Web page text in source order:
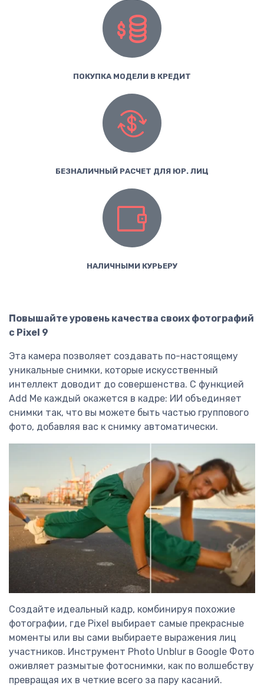
ПОКУПКА МОДЕЛИ В КРЕДИТ
БЕЗНАЛИЧНЫЙ РАСЧЕТ ДЛЯ ЮР. ЛИЦ
НАЛИЧНЫМИ КУРЬЕРУ
Повышайте уровень качества своих фотографий
с Pixel 9
Эта камера позволяет создавать по-настоящему
уникальные снимки, которые искусственный
интеллект доводит до совершенства. С функцией
Add Me каждый окажется в кадре: ИИ объединяет
снимки так, что вы можете быть частью группового
фото, добавляя вас к снимку автоматически.
Создайте идеальный кадр, комбинируя похожие
фотографии, где Pixel выбирает самые прекрасные
моменты или вы сами выбираете выражения лиц
участников. Инструмент Photo Unblur в Google Фото
оживляет размытые фотоснимки, как по волшебству
превращая их в четкие всего за пару касаний.